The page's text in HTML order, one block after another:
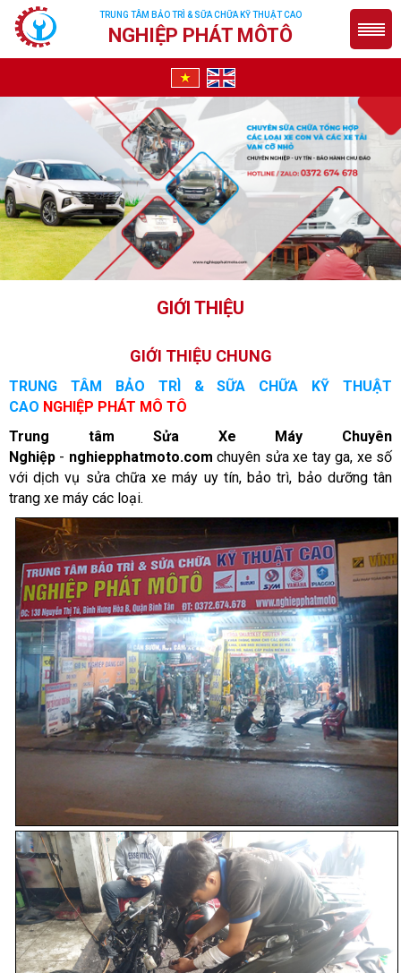
TRUNG TÂM BẢO TRÌ & SỮA CHỮA KỸ THUẬT CAO
NGHIỆP PHÁT MÔTÔ
GIỚI THIỆU
GIỚI THIỆU CHUNG
TRUNG TÂM BẢO TRÌ & SỮA CHỮA KỸ THUẬT
CAO NGHIỆP PHÁT MÔ TÔ
Trung tâm Sửa Xe Máy Chuyên
Nghiệp - nghiepphatmoto.com chuyên sửa xe tay ga, xe số
với dịch vụ sửa chữa xe máy uy tín, bảo trì, bảo dưỡng tân
trang xe máy các loại.